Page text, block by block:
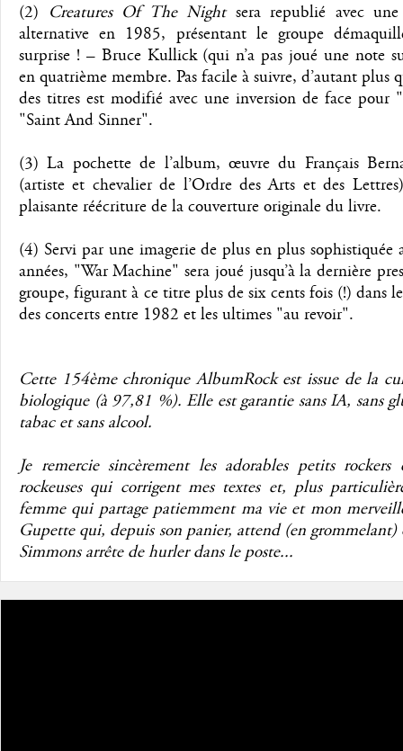
(2) Creatures Of The Nightsera republié avec une
alternative en 1985, présentant le groupe
surprise ! – Bruce Kullick (qui n’a pas joué une note
en quatrième membre. Pas facile à suivre, d’autant plus
des titres est modifié avec une inversion de face pour
"Saint And Sinner".
(3) La pochette de l’album, œuvre du Français
(artiste et chevalier de l’Ordre des Arts et des
plaisante réécriture de la couverture originale du livre.
(4) Servi par une imagerie de plus en plus sophistiquée
années, "War Machine" sera joué jusqu’à la dernière
groupe, figurant à ce titre plus de six cents fois (!) dans
des concerts entre 1982 et les ultimes "au revoir".
Cette 154ème chronique AlbumRock est issue de la
biologique (à 97,81 %). Elle est garantie sans IA, sans
tabac et sans alcool.
Je remercie sincèrement les adorables petits rockers
rockeuses qui corrigent mes textes et, plus
femme qui partage patiemment ma vie et mon
Gupette qui, depuis son panier, attend (en grommelant)
Simmons arrête de hurler dans le poste...